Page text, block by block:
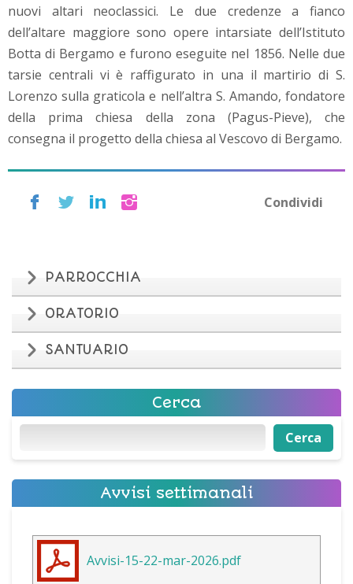
nuovi altari neoclassici. Le due credenze a fianco
dell’altare maggiore sono opere intarsiate dell’Istituto
Botta di Bergamo e furono eseguite nel 1856. Nelle due
tarsie centrali vi è raffigurato in una il martirio di S.
Lorenzo sulla graticola e nell’altra S. Amando, fondatore
della prima chiesa della zona (Pagus-Pieve), che
consegna il progetto della chiesa al Vescovo di Bergamo.
Condividi
PARROCCHIA
ORATORIO
SANTUARIO
Cerca
Cerca Cerca
Avvisi settimanali
Avvisi-15-22-mar-2026.pdf